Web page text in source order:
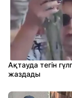
Ақтауда тегін
жаздады